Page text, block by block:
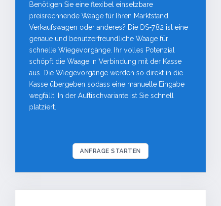
Benötigen Sie eine flexibel einsetzbare
preisrechnende Waage für Ihren Marktstand,
Verkaufswagen oder anderes? Die DS-782 ist eine
genaue und benutzerfreundliche Waage für
schnelle Wiegevorgänge. Ihr volles Potenzial
schöpft die Waage in Verbindung mit der Kasse
aus. Die Wiegevorgänge werden so direkt in die
Kasse übergeben sodass eine manuelle Eingabe
wegfällt. In der Auftischvariante ist Sie schnell
platziert.
ANFRAGE STARTEN